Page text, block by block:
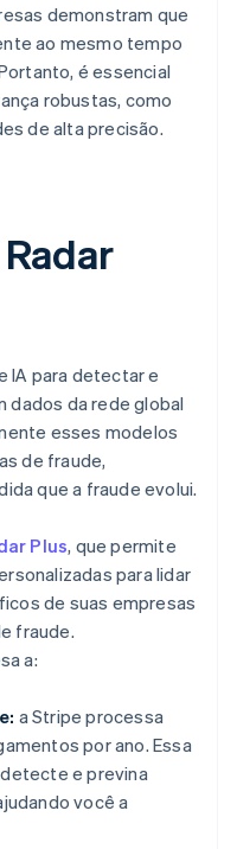
demonstram que
ao mesmo tempo
é essencial
robustas, como
de alta precisão.
IA para detectar e
dados da rede global
esses modelos
de fraude,
que a fraude evolui.
Plus, que permite
para lidar
de suas empresas
fraude.
a:
a Stripe processa
por ano. Essa
e previna
você a